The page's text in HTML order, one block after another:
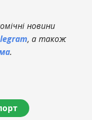
новини
, а також
.